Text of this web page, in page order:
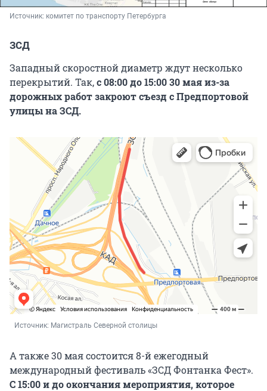
Источник: комитет по транспорту Петербурга
ЗСД
Западный скоростной диаметр ждут несколько
перекрытий. Так,с 08:00 до 15:00 30 мая из-за
дорожных работ закроют съезд с Предпортовой
улицы на ЗСД.
Источник: Магистраль Северной столицы
А также 30 мая состоится 8-й ежегодный
международный фестиваль «ЗСД Фонтанка Фест».
С 15:00 и до окончания мероприятия, которое